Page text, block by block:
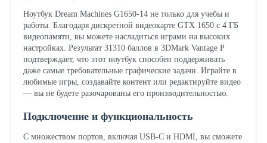
Ноутбук Dream Machines G1650-14 не только для учебы и
работы. Благодаря дискретной видеокарте GTX 1650 с 4 ГБ
видеопамяти, вы можете насладиться играми на высоких
настройках. Результат 31310 баллов в 3DMark Vantage P
подтверждает, что этот ноутбук способен поддерживать
даже самые требовательные графические задачи. Играйте в
любимые игры, создавайте контент или редактируйте видео
— вы не будете разочарованы его производительностью.
Подключение и функциональность
С множеством портов, включая USB-C и HDMI, вы сможете